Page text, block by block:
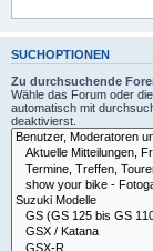
SUCHOPTIONEN
Zu durchsuchende
Wähle das Forum oder
automatisch mit
deaktivierst.